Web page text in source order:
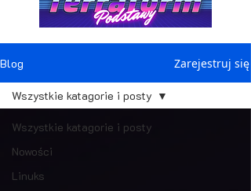
Blog Zarejestruj się
Wszystkie katagorie i posty
Nowości
Linuks
Wszystkie katagorie i posty